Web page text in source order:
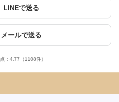
LINEで送る
メールで送る
： 4.77 （1108件）